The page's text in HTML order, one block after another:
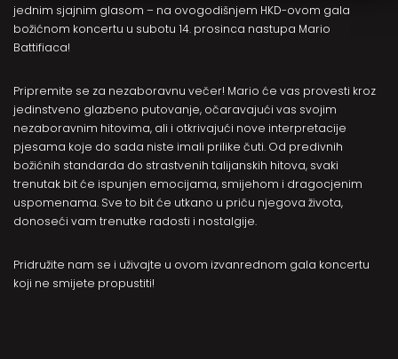
jednim sjajnim glasom – na ovogodišnjem HKD-ovom gala
božićnom koncertu u subotu 14. prosinca nastupa Mario
Battifiaca!
Pripremite se za nezaboravnu večer! Mario će vas provesti kroz
jedinstveno glazbeno putovanje, očaravajući vas svojim
nezaboravnim hitovima, ali i otkrivajući nove interpretacije
pjesama koje do sada niste imali prilike čuti. Od predivnih
božićnih standarda do strastvenih talijanskih hitova, svaki
trenutak bit će ispunjen emocijama, smijehom i dragocjenim
uspomenama. Sve to bit će utkano u priču njegova života,
donoseći vam trenutke radosti i nostalgije.
Pridružite nam se i uživajte u ovom izvanrednom gala koncertu
koji ne smijete propustiti!